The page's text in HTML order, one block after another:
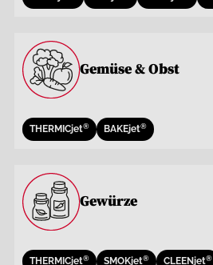
Gemüse & Obst
THERMICjet® BAKEjet®
Gewürze
THERMICjet® SMOKjet® CLEENjet®